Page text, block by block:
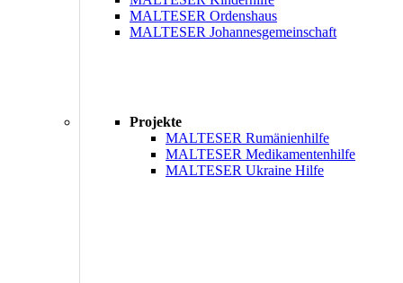
MALTESER Ordenshaus
MALTESER Johannesgemeinschaft
Projekte
MALTESER Rumänienhilfe
MALTESER Medikamentenhilfe
MALTESER Ukraine Hilfe